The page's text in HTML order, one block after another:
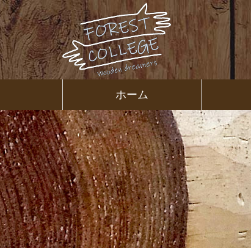
コ
ン
テ
ン
ツ
本
文
ス
キ
ッ
プ
㈱ＦＯＲ
ＥＳＴ Ｃ
ＯＬＬＥ
ＧＥ
ホーム